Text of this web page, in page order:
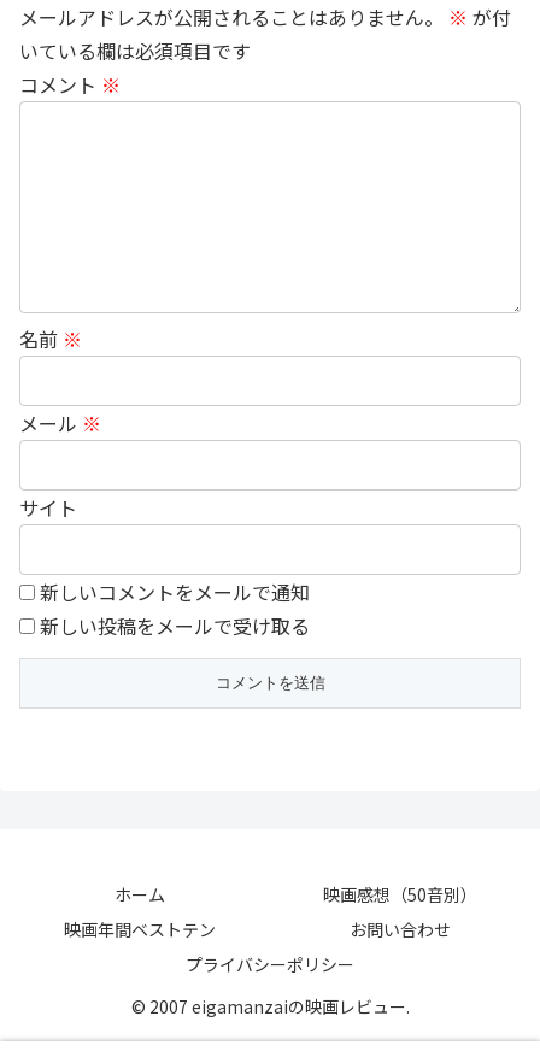
メールアドレスが公開されることはありません。 ※ が付
いている欄は必須項目です
コメント ※
名前 ※
メール ※
サイト
新しいコメントをメールで通知
新しい投稿をメールで受け取る
ホーム
映画感想（50音別）
映画年間ベストテン
お問い合わせ
プライバシーポリシー
© 2007 eigamanzaiの映画レビュー.